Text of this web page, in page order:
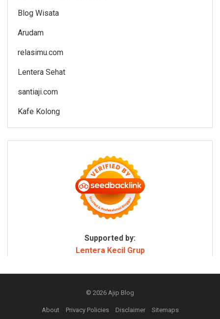
Blog Wisata
Arudam
relasimu.com
Lentera Sehat
santiaji.com
Kafe Kolong
Supported by:
Lentera Kecil Grup
© 2026 Ajip Blog
About Privacy Policies Disclaimer Sitemaps